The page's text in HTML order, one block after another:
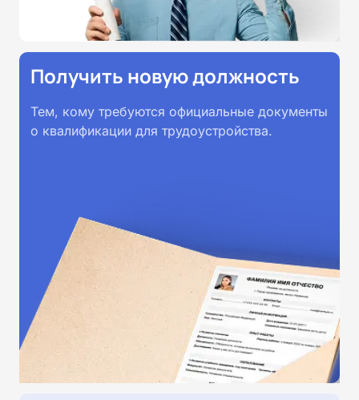
Получить новую должность
Тем, кому требуются официальные документы
о квалификации для трудоустройства.